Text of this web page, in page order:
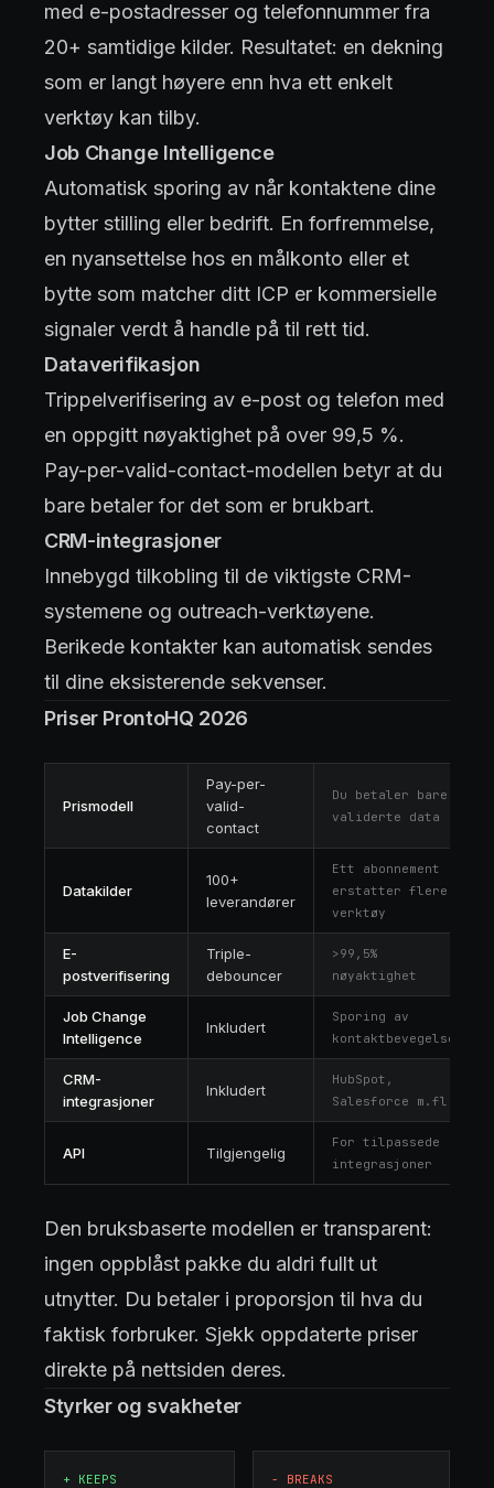
med e-postadresser og telefonnummer fra
20+ samtidige kilder. Resultatet: en dekning
som er langt høyere enn hva ett enkelt
verktøy kan tilby.
Job Change Intelligence
Automatisk sporing av når kontaktene dine
bytter stilling eller bedrift. En forfremmelse,
en nyansettelse hos en målkonto eller et
bytte som matcher ditt ICP er kommersielle
signaler verdt å handle på til rett tid.
Dataverifikasjon
Trippelverifisering av e-post og telefon med
en oppgitt nøyaktighet på over 99,5 %.
Pay-per-valid-contact-modellen betyr at du
bare betaler for det som er brukbart.
CRM-integrasjoner
Innebygd tilkobling til de viktigste CRM-
systemene og outreach-verktøyene.
Berikede kontakter kan automatisk sendes
til dine eksisterende sekvenser.
Priser ProntoHQ 2026
Prismodell
Pay-per-
valid-
contact
Du betaler bare
validerte data
Datakilder
100+
leverandører
Ett abonnement
erstatter flere
verktøy
E-
postverifisering
Triple-
debouncer
>99,5%
nøyaktighet
Job Change
Intelligence
Inkludert
Sporing av
kontaktbevegelser
CRM-
integrasjoner
Inkludert
HubSpot,
Salesforce m.fl.
API Tilgjengelig
For tilpassede
integrasjoner
Den bruksbaserte modellen er transparent:
ingen oppblåst pakke du aldri fullt ut
utnytter. Du betaler i proporsjon til hva du
faktisk forbruker. Sjekk oppdaterte priser
direkte på nettsiden deres.
Styrker og svakheter
+ KEEPS − BREAKS